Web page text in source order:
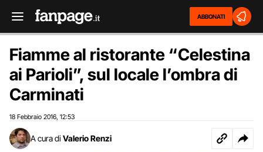
ABBONATI
Fiamme al ristorante “Celestina
ai Parioli”, sul locale l’ombra di
Carminati
18 Febbraio 2016 12:53
A cura di Valerio Renzi